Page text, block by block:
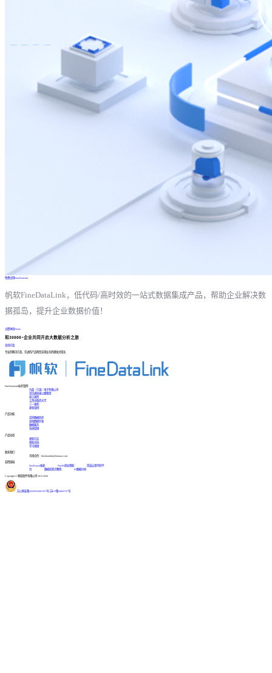
免费试用FineDataLink
帆软FineDataLink，低代码/高时效的一站式数据集成产品，帮助企业解决数
据孤岛，提升企业数据价值！
立即体验Demo
和30000+企业共同开启大数据分析之旅
咨询方案
专业的解决方案、先进的产品帮您实现业务的爆发式增长
FineDataLink标杆案例
台晶（宁波）电子有限公司
某交通高速公路集团
浙江国贸
江西中医药大学
三一重机
更多案例
产品功能
实时数据同步
高效数据开发
数据服务
系统管理
产品动态
更新日志
帮助文档
学习视频
联系我们
市场合作：finedatalink@fanruan.com
友情链接
FineReport报表
FineBI商业智能
简道云零代码平
台
数据库知识教程 BI数据分析
Copyright © 帆软软件有限公司 2015-2026
苏公网安备32020502001567号 苏ICP备18065767号